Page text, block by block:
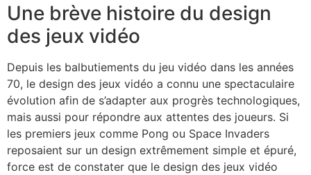
Une brève histoire du design
des jeux vidéo
Depuis les balbutiements du jeu vidéo dans les années
70, le design des jeux vidéo a connu une spectaculaire
évolution afin de s’adapter aux progrès technologiques,
mais aussi pour répondre aux attentes des joueurs. Si
les premiers jeux comme Pong ou Space Invaders
reposaient sur un design extrêmement simple et épuré,
force est de constater que le design des jeux vidéo